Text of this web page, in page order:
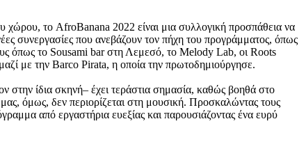
χώρου, το AfroBanana 2022 είναι μια συλλογική προσπάθεια να
συνεργασίες που ανεβάζουν τον πήχη του προγράμματος, όπως
όπως το Sousami bar στη Λεμεσό, το Melody Lab, οι Roots
με την Barco Pirata, η οποία την πρωτοδημιούργησε.
στην ίδια σκηνή– έχει τεράστια σημασία, καθώς βοηθά στο
όμως, δεν περιορίζεται στη μουσική. Προσκαλώντας τους
από εργαστήρια ευεξίας και παρουσιάζοντας ένα ευρύ